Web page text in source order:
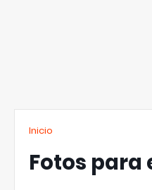
Inicio
Fotos para